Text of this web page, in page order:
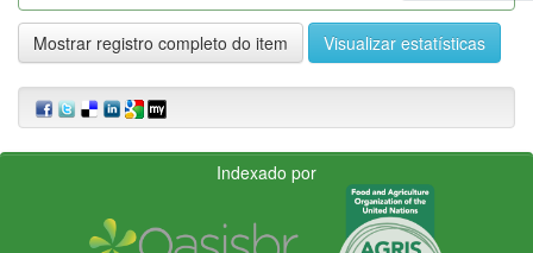
Mostrar registro completo do item Visualizar estatísticas
Indexado por